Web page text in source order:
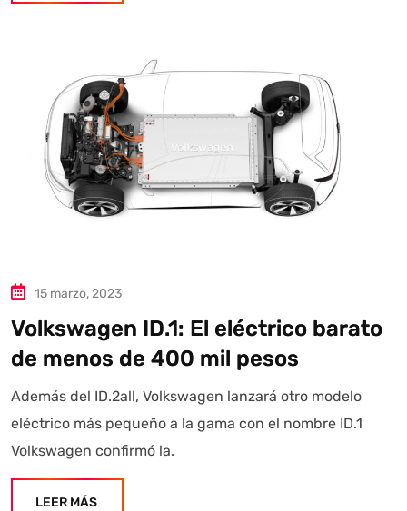
15 marzo, 2023
Volkswagen ID.1: El eléctrico barato
de menos de 400 mil pesos
Además del ID.2all, Volkswagen lanzará otro modelo
eléctrico más pequeño a la gama con el nombre ID.1
Volkswagen confirmó la.
LEER MÁS